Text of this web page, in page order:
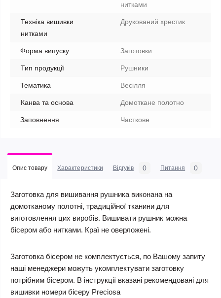
нитками
Техніка вишивки
нитками
Друкований хрестик
Форма випуску Заготовки
Тип продукції Рушники
Тематика Весілля
Канва та основа Домоткане полотно
Заповнення Часткове
Опис товару Характеристики Відгуків 0 Питання 0
Заготовка для вишивання рушника виконана на
домотканому полотні, традиційної тканини для
виготовлення цих виробів. Вишивати рушник можна
бісером або нитками. Краї не оверложені.
Заготовка бісером не комплектується, по Вашому запиту
наші менеджери можуть укомплектувати заготовку
потрібним бісером. В інструкції вказані рекомендовані для
вишивки номери бісеру Preciosa